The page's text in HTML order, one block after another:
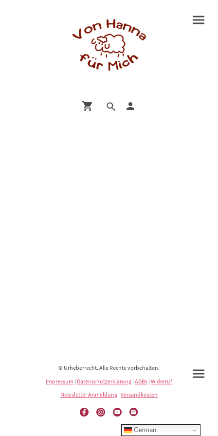
© Urheberrecht. Alle Rechte vorbehalten.
Impressum | Datenschutzerklärung | AGBs | Widerruf
Newsletter Anmeldung | Versandkosten
German